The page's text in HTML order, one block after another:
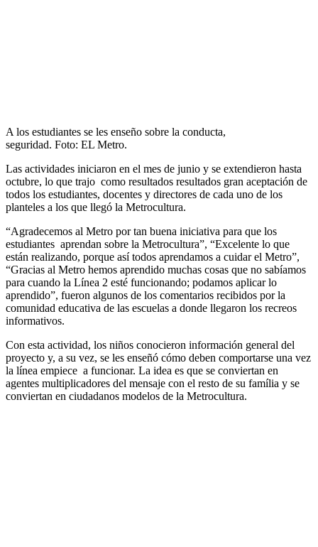
A los estudiantes se les enseño sobre la conducta,
seguridad. Foto: EL Metro.
Las actividades iniciaron en el mes de junio y se extendieron hasta
octubre, lo que trajo como resultados resultados gran aceptación de
todos los estudiantes, docentes y directores de cada uno de los
planteles a los que llegó la Metrocultura.
“Agradecemos al Metro por tan buena iniciativa para que los
estudiantes aprendan sobre la Metrocultura”, “Excelente lo que
están realizando, porque así todos aprendamos a cuidar el Metro”,
“Gracias al Metro hemos aprendido muchas cosas que no sabíamos
para cuando la Línea 2 esté funcionando; podamos aplicar lo
aprendido”, fueron algunos de los comentarios recibidos por la
comunidad educativa de las escuelas a donde llegaron los recreos
informativos.
Con esta actividad, los niños conocieron información general del
proyecto y, a su vez, se les enseñó cómo deben comportarse una vez
la línea empiece a funcionar. La idea es que se conviertan en
agentes multiplicadores del mensaje con el resto de su família y se
conviertan en ciudadanos modelos de la Metrocultura.